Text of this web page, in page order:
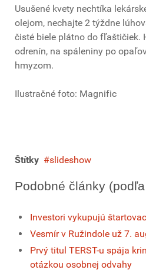
Usušené kvety nechtíka
olejom, nechajte 2 týždne
čisté biele plátno do fľaštičiek.
odrenín, na spáleniny po
hmyzom.
Ilustračné foto: Magnific
Štítky slideshow
Podobné články
Investori vykupujú
Vesmír v Ružindole už 7.
Prvý titul TERST-u spája
otázkou osobnej odvahy